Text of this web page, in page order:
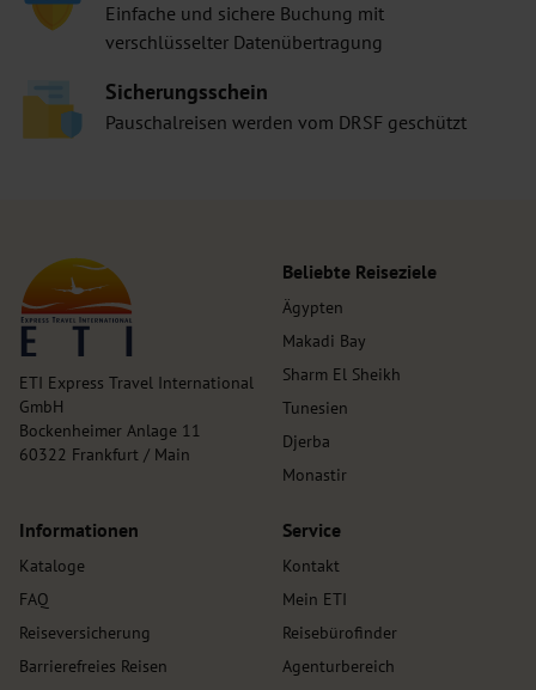
Einfache und sichere Buchung mit
verschlüsselter Datenübertragung
Sicherungsschein
Pauschalreisen werden vom DRSF geschützt
ETI Express Travel International
GmbH
Bockenheimer Anlage 11
60322 Frankfurt / Main
Beliebte Reiseziele
Ägypten
Makadi Bay
Sharm El Sheikh
Tunesien
Djerba
Monastir
Informationen
Kataloge
FAQ
Reiseversicherung
Barrierefreies Reisen
Service
Kontakt
Mein ETI
Reisebürofinder
Agenturbereich